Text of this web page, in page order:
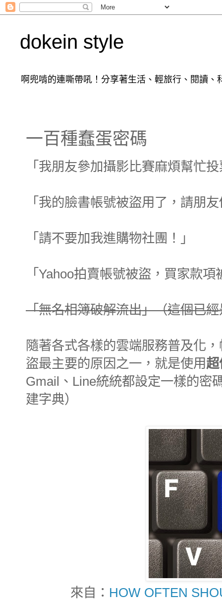
dokein style
啊兜啃的連嘶帶吼！分享著生活、輕旅行、閱讀
一百種蠢蛋密碼
「我朋友參加攝影比賽麻煩幫忙
「我的臉書帳號被盜用了，請朋
「請不要加我進購物社團！」
「Yahoo拍賣帳號被盜，買家款項
「無名相簿破解流出」（這個已
隨著各式各樣的雲端服務普及化
盜最主要的原因之一，就是使用
Gmail、Line統統都設定一樣的密
建字典）
來自： HOW OFTEN